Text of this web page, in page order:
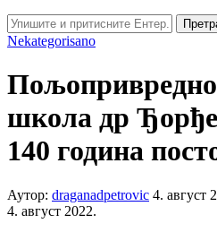
Nekategorisano
Пољопривредно
школа др
140 година
Аутор: draganadpetrovic 4. август
4. август 2022.